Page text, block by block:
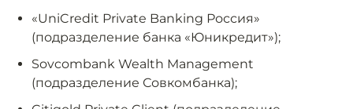
«UniCredit Private Banking Россия»
(подразделение банка «Юникредит»);
Sovcombank Wealth Management
(подразделение Совкомбанка);